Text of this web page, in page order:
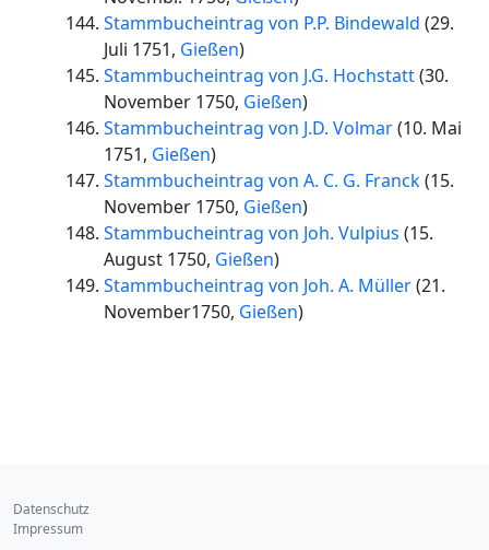
Stammbucheintrag von P.P. Bindewald (29.
Juli 1751, Gießen)
Stammbucheintrag von J.G. Hochstatt(30.
November 1750, Gießen)
Stammbucheintrag von J.D. Volmar(10. Mai
1751, Gießen)
Stammbucheintrag von A. C. G. Franck(15.
November 1750, Gießen)
Stammbucheintrag von Joh. Vulpius (15.
August 1750, Gießen)
Stammbucheintrag von Joh. A. Müller(21.
November1750, Gießen)
Datenschutz
Impressum